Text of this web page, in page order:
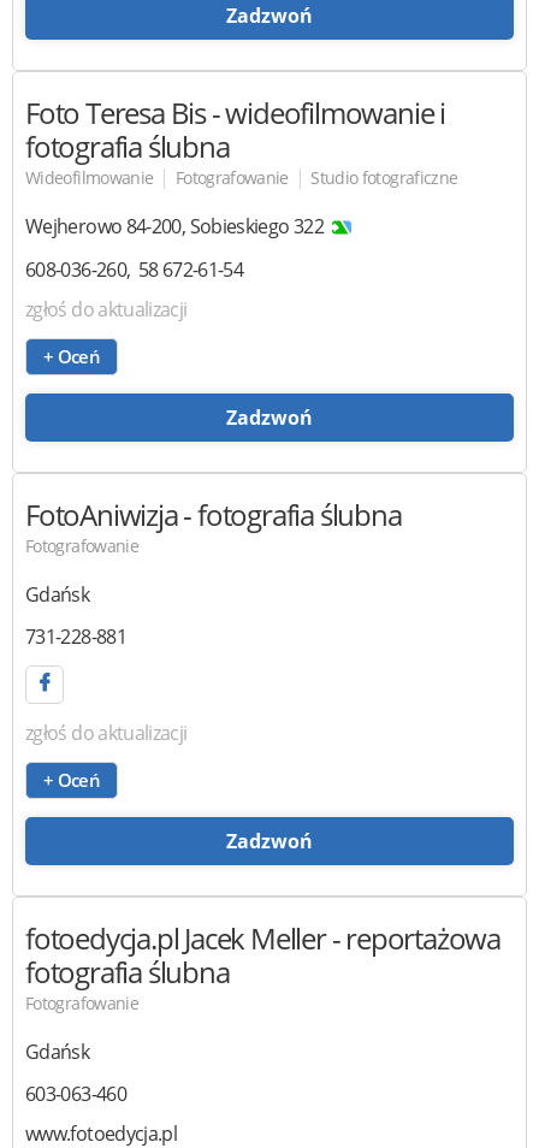
Zadzwoń
Foto Teresa Bis- wideofilmowanie i
fotografia ślubna
Wideofilmowanie | Fotografowanie | Studio fotograficzne
Wejherowo84-200,Sobieskiego 322
608-036-260 58 672-61-54
zgłoś do aktualizacji
+ Oceń
Zadzwoń
FotoAniwizja- fotografia ślubna
Fotografowanie
Gdańsk
731-228-881
zgłoś do aktualizacji
+ Oceń
Zadzwoń
fotoedycja.pl Jacek Meller - reportażowa
fotografia ślubna
Fotografowanie
Gdańsk
603-063-460
www.fotoedycja.pl